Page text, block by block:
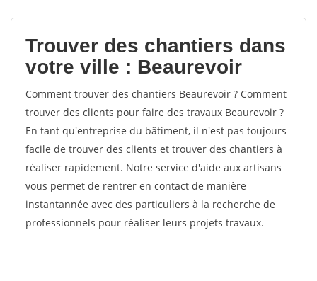
votes
Trouver des chantiers dans
votre ville : Beaurevoir
Comment trouver des chantiers Beaurevoir ? Comment
trouver des clients pour faire des travaux Beaurevoir ?
En tant qu'entreprise du bâtiment, il n'est pas toujours
facile de trouver des clients et trouver des chantiers à
réaliser rapidement. Notre service d'aide aux artisans
vous permet de rentrer en contact de manière
instantannée avec des particuliers à la recherche de
professionnels pour réaliser leurs projets travaux.